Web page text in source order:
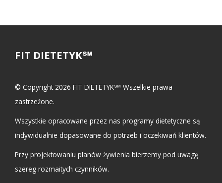
FIT DIETETYK℠
© Copyright 2026 FIT DIETETYK℠ Wszelkie prawa
zastrzeżone.
Wszystkie opracowane przez nas programy dietetyczne są
indywidualnie dopasowane do potrzeb i oczekiwań klientów.
Przy projektowaniu planów żywienia bierzemy pod uwagę
szereg rozmaitych czynników.